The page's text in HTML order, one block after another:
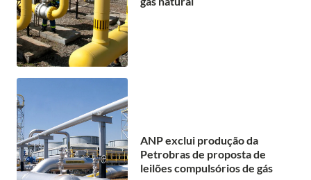
ANP exclui produção da
Petrobras de proposta de
leilões compulsórios de gás